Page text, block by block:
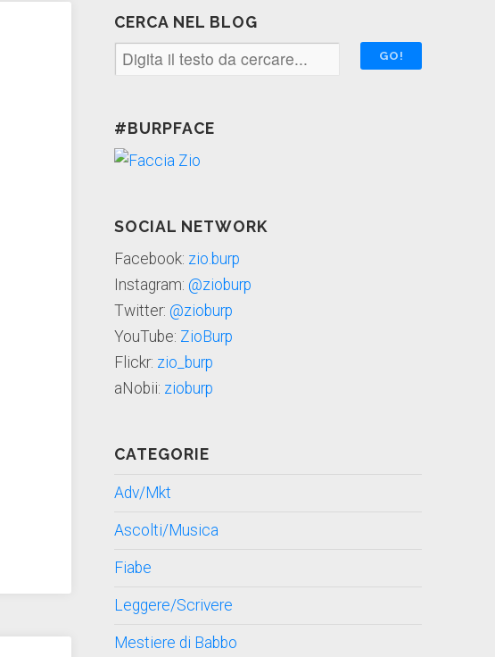
CERCA NEL BLOG
#BURPFACE
SOCIAL NETWORK
Facebook: zio.burp
Instagram: @zioburp
Twitter: @zioburp
YouTube: ZioBurp
Flickr: zio_burp
aNobii: zioburp
CATEGORIE
Adv/Mkt
Ascolti/Musica
Fiabe
Leggere/Scrivere
Mestiere di Babbo